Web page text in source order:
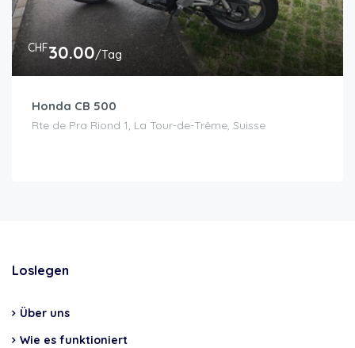
CHF30.00/Tag
Honda CB 500
Rte de Pra Riond 1, La Tour-de-Trême, Suisse
Loslegen
Über uns
Wie es funktioniert